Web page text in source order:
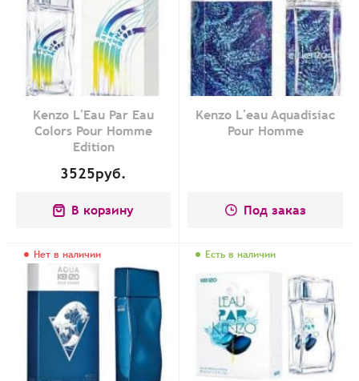
Kenzo L'Eau Par Eau
Colors Pour Homme
Edition
3525руб.
В корзину
Kenzo L'eau Aquadisiac
Pour Homme
Под заказ
Нет в наличии Есть в наличии